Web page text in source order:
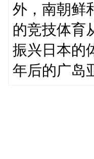
外，南朝鲜
的竞技体育
振兴日本的
年后的广岛